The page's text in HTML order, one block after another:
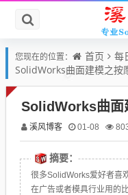
您现在的位置： 首页 每
SolidWorks曲面建模之按
SolidWorks曲面
溪风博客 01-08
摘要：
很多SolidWorks爱好者喜
在广告或者模具行业用的